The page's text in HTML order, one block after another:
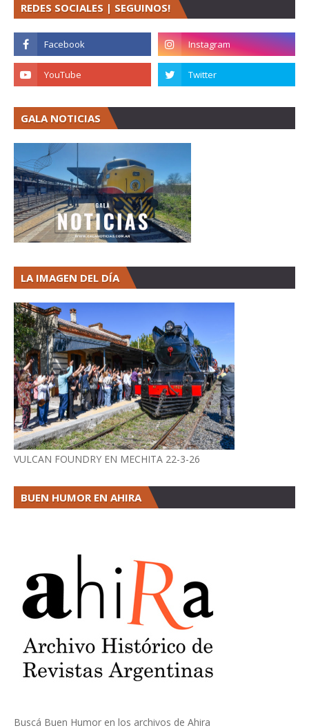
REDES SOCIALES | SEGUINOS!
GALA NOTICIAS
LA IMAGEN DEL DÍA
VULCAN FOUNDRY EN MECHITA 22-3-26
BUEN HUMOR EN AHIRA
Buscá Buen Humor en los archivos de Ahira